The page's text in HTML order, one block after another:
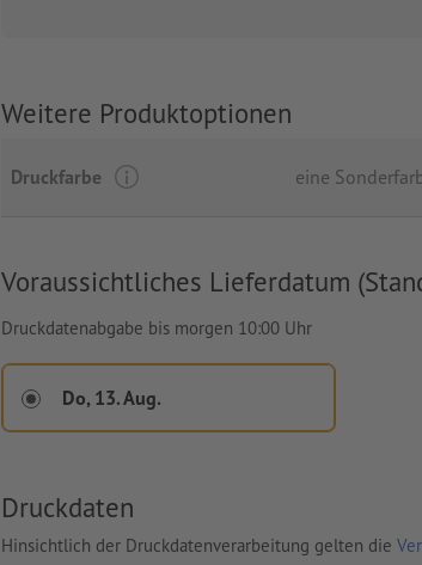
Weitere Produktoptionen
Druckfarbe eine
Voraussichtliches Lieferdatum
Druckdatenabgabe bis morgen 10:00 Uhr
Do, 13. Aug.
Druckdaten
Hinsichtlich der Druckdatenverarbeitung gelten die